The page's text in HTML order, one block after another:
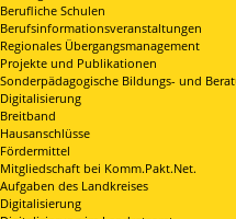
Berufliche Schulen
Berufsinformationsveranstaltungen
Regionales Übergangsmanagement
Projekte und Publikationen
Sonderpädagogische Bildungs- und
Digitalisierung
Breitband
Hausanschlüsse
Fördermittel
Mitgliedschaft bei Komm.Pakt.Net.
Aufgaben des Landkreises
Digitalisierung